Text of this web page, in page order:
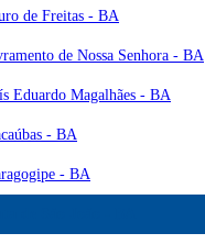
de Freitas - BA
de Nossa Senhora - BA
Eduardo Magalhães - BA
- BA
- BA